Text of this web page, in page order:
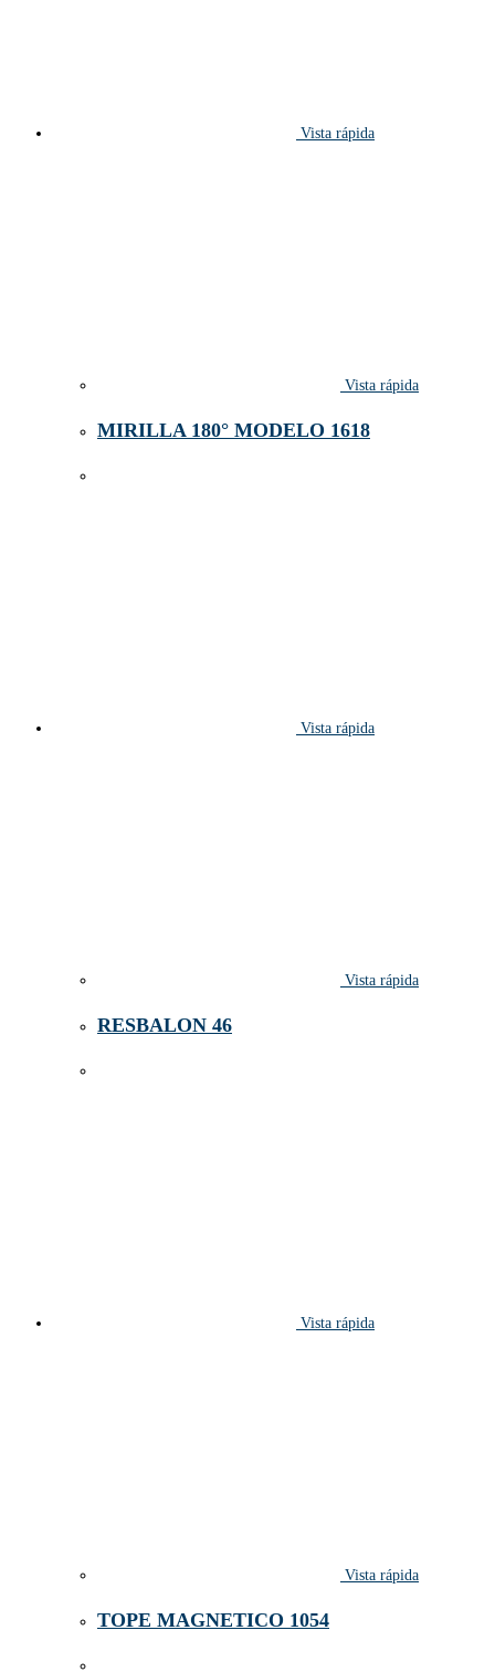
Vista rápida
Vista rápida
MIRILLA 180° MODELO 1618
Vista rápida
Vista rápida
RESBALON 46
Vista rápida
Vista rápida
TOPE MAGNETICO 1054